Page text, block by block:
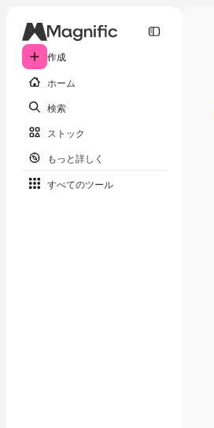
作成
ホーム
検索
ストック
もっと詳しく
すべてのツール